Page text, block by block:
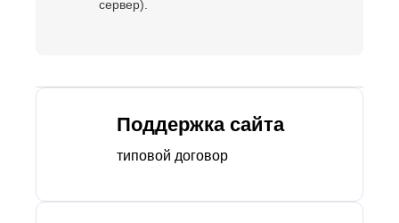
сервер).
Поддержка сайта
типовой договор